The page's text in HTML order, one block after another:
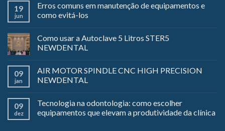
19
jun
Erros comuns em manutenção de equipamentos e
como evitá-los
Como usar a Autoclave 5 Litros STER5
NEWDENTAL
09
jan
AIR MOTOR SPINDLE CNC HIGH PRECISION
NEWDENTAL
09
dez
Tecnologia na odontologia: como escolher
equipamentos que elevam a produtividade da clínica